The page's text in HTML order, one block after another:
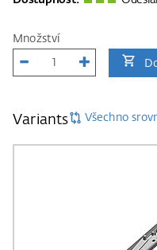
Množství
Variants Všechno